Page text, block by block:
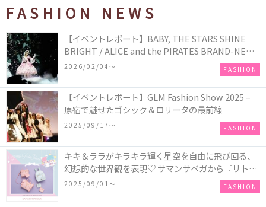
FASHION NEWS
【イベントレポート】BABY, THE STARS SHINE
BRIGHT / ALICE and the PIRATES BRAND-NEW
COLLECTION in TOKYO
2026/02/04〜 FASHION
【イベントレポート】GLM Fashion Show 2025 –
原宿で魅せたゴシック＆ロリータの最前線
2025/09/17〜 FASHION
キキ＆ララがキラキラ輝く星空を自由に飛び回る、
幻想的な世界観を表現♡ サマンサベガから『リトル
ツインスターズ』50周年アニバーサリーイヤー』を
2025/09/01〜 FASHION